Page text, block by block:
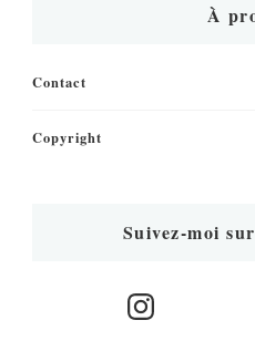
À
Contact
Copyright
Suivez-moi
Instagram